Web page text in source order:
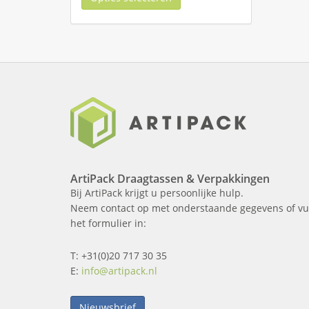
ArtiPack Draagtassen & Verpakkingen
Bij ArtiPack krijgt u persoonlijke hulp.
Neem contact op met onderstaande gegevens of
het formulier in:
T: +31(0)20 717 30 35
E: info@artipack.nl